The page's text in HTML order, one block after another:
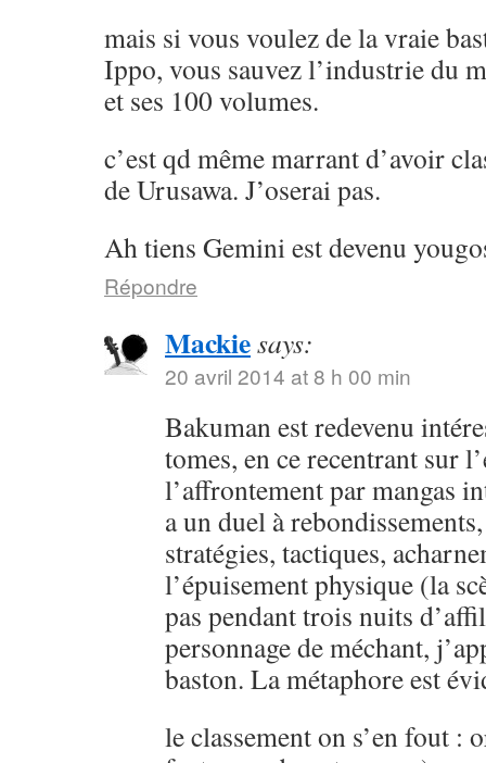
mais si vous voulez de la vraie
Ippo, vous sauvez l’industrie du
et ses 100 volumes.
c’est qd même marrant d’avoir
de Urusawa. J’oserai pas.
Ah tiens Gemini est devenu
Répondre
Mackiesays:
20 avril 2014 at 8 h 00 min
Bakuman est redevenu
tomes, en ce recentrant sur
l’affrontement par mangas
a un duel à
stratégies, tactiques,
l’épuisement physique (la
pas pendant trois nuits
personnage de méchant,
baston. La métaphore est
le classement on s’en fout :